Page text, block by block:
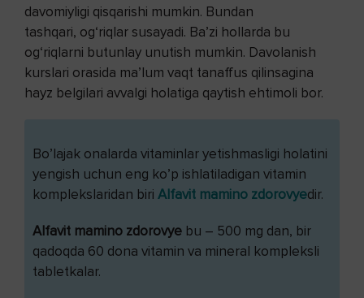
davomiyligi qisqarishi mumkin. Bundan
tashqari, og‘riqlar susayadi. Ba’zi hollarda bu
og‘riqlarni butunlay unutish mumkin. Davolanish
kurslari orasida ma’lum vaqt tanaffus qilinsagina
hayz belgilari avvalgi holatiga qaytish ehtimoli bor.
Bo’lajak onalarda vitaminlar yetishmasligi holatini
yengish uchun eng ko’p ishlatiladigan vitamin
komplekslaridan biri Alfavit mamino zdorovyedir.
Alfavit mamino zdorovye bu – 500 mg dan, bir
qadoqda 60 dona vitamin va mineral kompleksli
tabletkalar.